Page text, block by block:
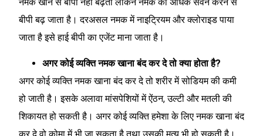
बीपी बढ़ जाता है। दरअसल नमक में नाइट्रियम और क्लोराइड पाया
जाता है इसे हाई बीपी का एजेंट माना जाता है।
अगर कोई व्यक्ति नमक खाना बंद कर दे तो क्या होता है?
अगर कोई व्यक्ति नमक खाना बंद कर दे तो शरीर में सोडियम की कमी
हो जाती है। इसके अलावा मांसपेशियों में ऐंठन, उल्टी और मतली की
शिकायत हो सकती है। अगर कोई व्यक्ति हमेशा के लिए नमक खाना बंद